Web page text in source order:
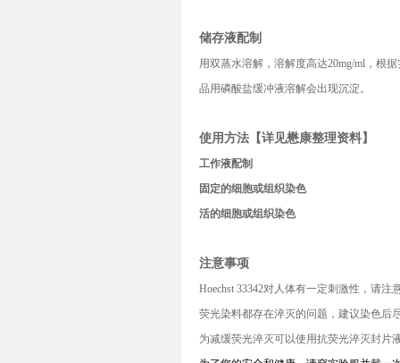
储存液配制
用双蒸水溶解，溶解度高达20mg/ml ，根
品用磷酸盐缓冲液溶解会出现沉淀。
使用方法【详见懋康整理资料】
工作液配制
固定的细胞或组织染色
活的细胞或组织染色
注意事项
Hoechst 33342对人体有一定刺激性，请注
荧光染料都存在淬灭的问题，建议染色后
为减缓荧光淬灭可以使用抗荧光淬灭封片